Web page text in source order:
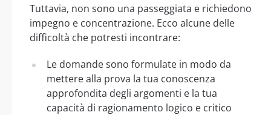
Tuttavia, non sono una passeggiata e richiedono
impegno e concentrazione. Ecco alcune delle
difficoltà che potresti incontrare:
Le domande sono formulate in modo da
mettere alla prova la tua conoscenza
approfondita degli argomenti e la tua
capacità di ragionamento logico e critico